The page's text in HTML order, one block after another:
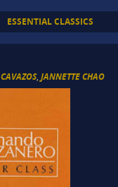
ESSENTIAL CLASSICS
,JANNETTE CHAO